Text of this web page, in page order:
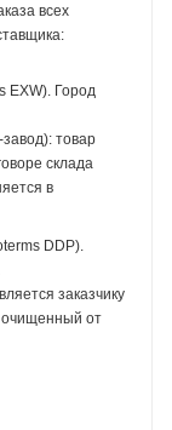
всех
EXW). Город
товар
склада
в
DDP).
заказчику
очищенный от